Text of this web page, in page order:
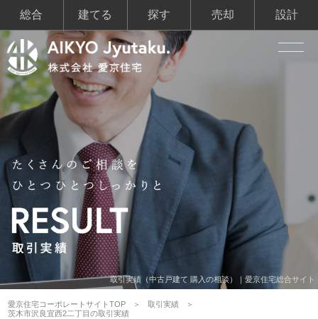
総合 建てる 探す 売却 設計
取引実績（中古戸建て 購入の相談）｜愛京住宅総合サイト
愛京住宅コーポレートサイトTOP
取引実績
茨木市沢良宜西2二丁目の取引実績